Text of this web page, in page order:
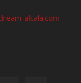
alcala.com